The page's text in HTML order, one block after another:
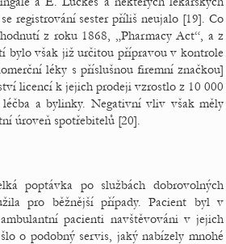
registrování sester příliš neujalo [19]. Co
z roku 1868, „Pharmacy Act“, a z
bylo však již určitou přípravou v kontrole
léky s příslušnou firemní značkou]
licencí k jejich prodeji vzrostlo z 10 000
a bylinky. Negativní vliv však měly
úroveň spotřebitelů [20].
poptávka po službách dobrovolných
pro běžnější případy. Pacient byl v
pacienti navštěvováni v jejich
o podobný servis, jaký nabízely mnohé